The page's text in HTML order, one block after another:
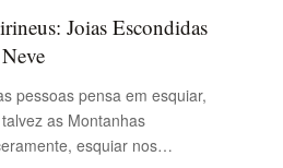
Joias Escondidas
pessoas pensa em esquiar,
as Montanhas
esquiar nos